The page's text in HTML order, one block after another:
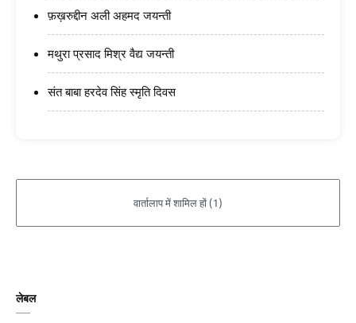
फ़ख़रुद्दीन अली अहमद जयन्ती
मथुरा प्रसाद मिश्र वैद्य जयन्ती
संत बाबा हरदेव सिंह स्मृति दिवस
लेबल